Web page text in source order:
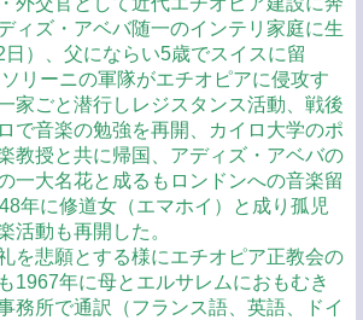
ィズ・アベバ随一のインテリ家庭に生
）、父にならい5歳でスイスに留
リーニの軍隊がエチオピアに侵攻す
家ごと潜行しレジスタンス活動、戦後
で音楽の勉強を再開、カイロ大学のポ
教授と共に帰国、アディズ・アベバの
一大名花と成るもロンドンへの音楽留
年に修道女（エマホイ）と成り孤児
活動も再開した。
を悲願とする様にエチオピア正教会の
1967年に母とエルサレムにおもむき
務所で通訳（フランス語、英語、ドイ